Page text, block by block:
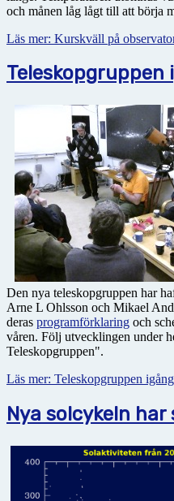
och månen låg lågt till att börja
Läs mer: Kurskväll på
Teleskopgruppen
Den nya teleskopgruppen har
Arne L Ohlsson och Mikael
deras programförklaring och
våren. Följ utvecklingen under
Teleskopgruppen".
Läs mer: Teleskopgruppen igång
Nya solcykeln